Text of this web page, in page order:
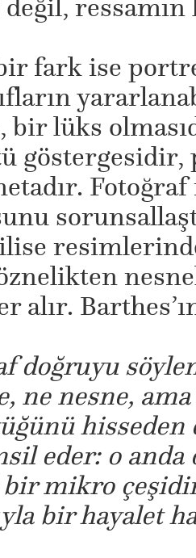
ressamın
fark ise portre
bir lüks
alır.
doğruyu
ne nesne,
eder: o
bir mikro
bir hayalet